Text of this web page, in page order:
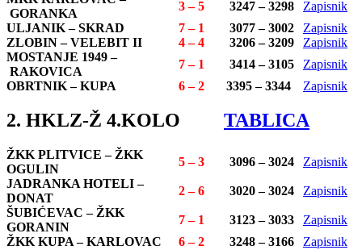
GORANKA
3 – 5 3247 – 3298
Zapisnik
ULJANIK – SKRAD
7 – 1 3077 – 3002
Zapisnik
ZLOBIN –VELEBIT II 4 – 4 3206 – 3209
Zapisnik
MOSTANJE 1949 –
RAKOVICA
7 – 1 3414 – 3105
Zapisnik
OBRTNIK – KUPA
6 – 2 3395 – 3344 Zapisnik
2. HKLZ-Ž 4.KOLO TABLICA
ŽKK PLITVICE – ŽKK
OGULIN
5 – 3 3096 – 3024
Zapisnik
JADRANKA HOTELI –
DONAT
2 – 6 3020 – 3024
Zapisnik
ŠUBIĆEVAC – ŽKK
GORANIN
7 – 1 3123 – 3033
Zapisnik
ŽKK KUPA – KARLOVAC
6 – 2 3248 – 3166 Zapisnik